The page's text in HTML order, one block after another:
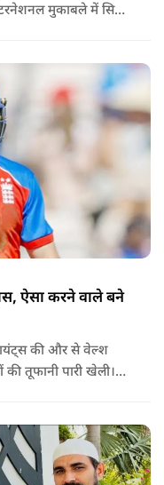
मुकाबले में सिर्फ
ऐसा करने वाले बने
की और से वेल्श
तूफानी पारी खेली।